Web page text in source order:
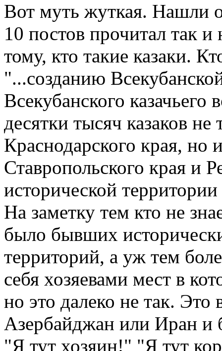
Вот муть жуткая. Нашли
10 постов прочитал так
тому, кто такие казаки.
"...созданию
Всекубанского казачьего
десятки тысяч казаков
Краснодарского края, но
Ставропольского края и
исторической территории
На заметку тем кто не
было бывших
территорий, а уж тем
себя хозяевами мест в
но это далеко не так. Это
Азербайджан или Иран и
"Я тут хозяин!" "Я тут